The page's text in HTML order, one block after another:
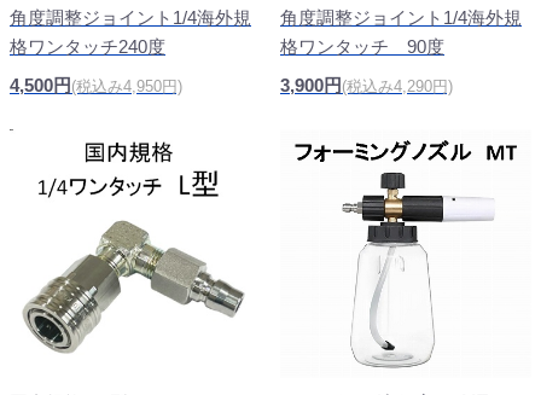
角度調整ジョイント1/4海外規
格ワンタッチ240度
4,500円 (税込み4,950円)
角度調整ジョイント1/4海外規
格ワンタッチ 90度
3,900円 (税込み4,290円)